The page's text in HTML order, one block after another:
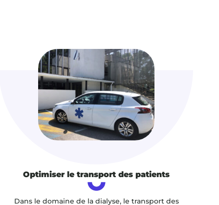
Optimiser le transport des patients
Dans le domaine de la dialyse, le transport des